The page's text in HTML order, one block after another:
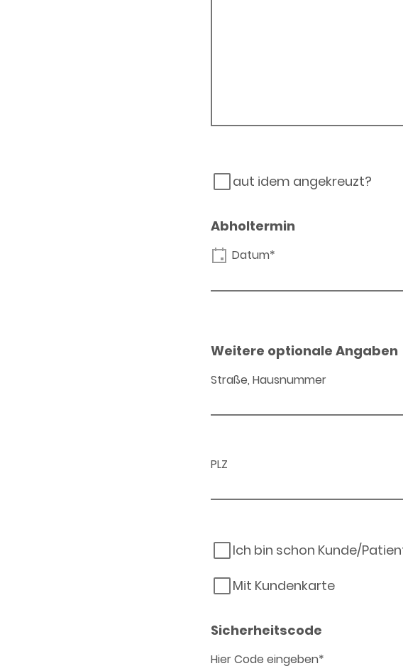
aut idem angekreuzt?
Abholtermin
Datum*
Weitere optionale Angaben
Straße, Hausnummer
PLZ
Ich bin schon Kunde/
Mit Kundenkarte
Sicherheitscode
Hier Code eingeben*